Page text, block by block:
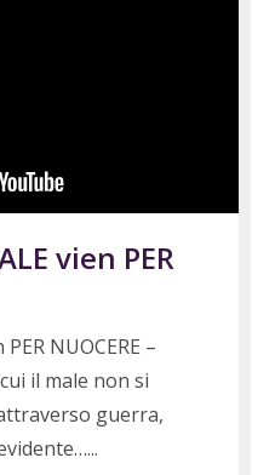
vien PER
NUOCERE –
il male non si
guerra,